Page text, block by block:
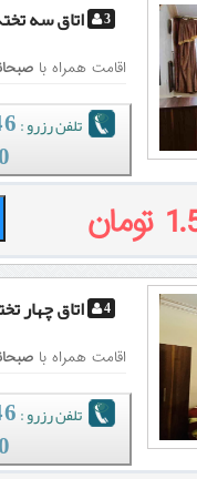
3 اتاق سه
اقامت همراه با
تلفن رزرو :
4 اتاق چهار
اقامت همراه با
تلفن رزرو :